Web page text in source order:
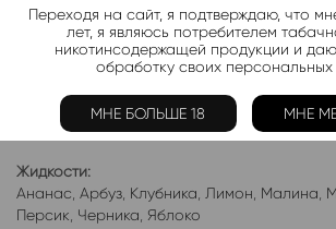
Категории: Жидкость THE SCANDALIST
Электронки:
Клубника ,Лимон, Манго , Мороженое,
Фруктовые,Яблоко,Ягодные
Жидкости:
Ананас Арбуз Клубника Лимон Малина
Персик Черника Яблоко
Переходя на сайт, я подтверждаю, что
лет, я являюсь потребителем
никотинсодержащей продукции и
обработку своих персональных
МНЕ БОЛЬШЕ 18 МНЕ